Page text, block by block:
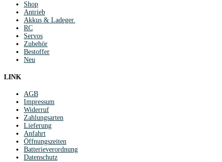
Shop
Antrieb
Akkus & Ladeger.
RC
Servos
Zubehör
Bestoffer
Neu
LINK
AGB
Impressum
Widerruf
Zahlungsarten
Lieferung
Anfahrt
Öffnungszeiten
Batterieverordnung
Datenschutz